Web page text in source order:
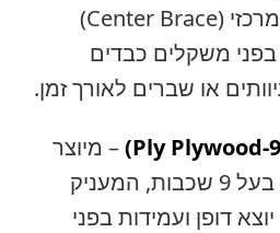
כולל חיזוק פנימי מרכזי (Center Brace)
כבדים
שברים לאורך זמן.
– מיוצר
לבוד איכותי בעל 9 שכבות, המעניק
ועמידות בפני